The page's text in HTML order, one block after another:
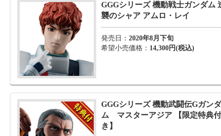
GGGシリーズ 機動戦士ガンダム
襲のシャア アムロ・レイ
発売日： 2020年8月下旬
希望小売価格： 14,300円(税込)
GGGシリーズ 機動武闘伝Gガンダ
ム マスターアジア 【限定特典付
き】